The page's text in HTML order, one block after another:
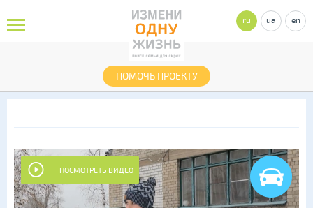
ПОМОЧЬ ПРОЕКТУ
ru ua en
ПОСМОТРЕТЬ ВИДЕО